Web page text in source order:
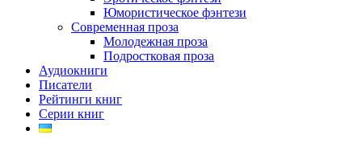
Юмористическое фэнтези
Современная проза
Молодежная проза
Подростковая проза
Аудиокниги
Писатели
Рейтинги книг
Серии книг